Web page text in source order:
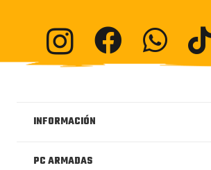
INFORMACIÓN
PC ARMADAS